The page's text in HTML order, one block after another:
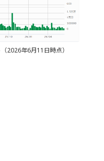
2026年6月11日時点）